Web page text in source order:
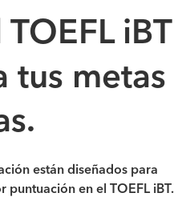
iBT
tus metas
están diseñados para
puntuación en el TOEFL iBT.